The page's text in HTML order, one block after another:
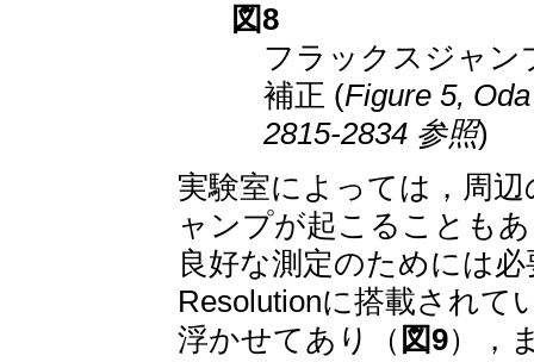
図8
フラックスジャン
補正 (Figure 5,
2815-2834 参照)
実験室によっては，周
ャンプが起こることも
良好な測定のためには
Resolutionに搭載されて
浮かせてあり（ 図9），